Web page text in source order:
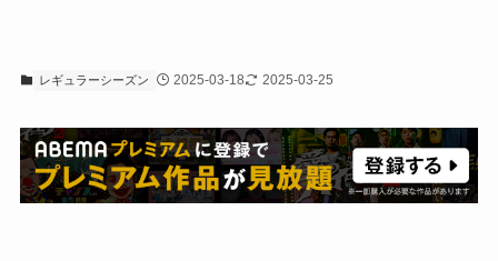
レギュラーシーズン 2025-03-18 2025-03-25